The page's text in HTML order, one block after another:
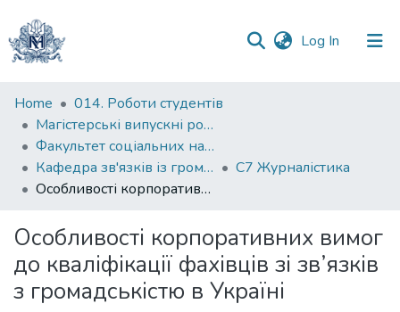
Log In (current)
Communities
&
Collections
All of DSpace
Statistics
Home
014. Роботи студентів
Магістерські випускні роботи
Факультет соціальних наук і соціальних технологій
Кафедра зв'язків із громадськістю
С7 Журналістика
Особливості корпоративних вимог до кваліфікації фахівців зі зв’язків з громадськістю в Україні
Особливості корпоративних вимог
до кваліфікації фахівців зі зв’язків
з громадськістю в Україні